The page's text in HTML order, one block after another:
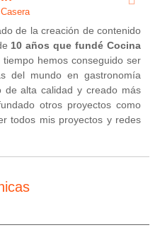
de la creación de contenido
10 años que fundé Cocina
tiempo hemos conseguido ser
del mundo en gastronomía
de alta calidad y creado más
otros proyectos como
todos mis proyectos y redes